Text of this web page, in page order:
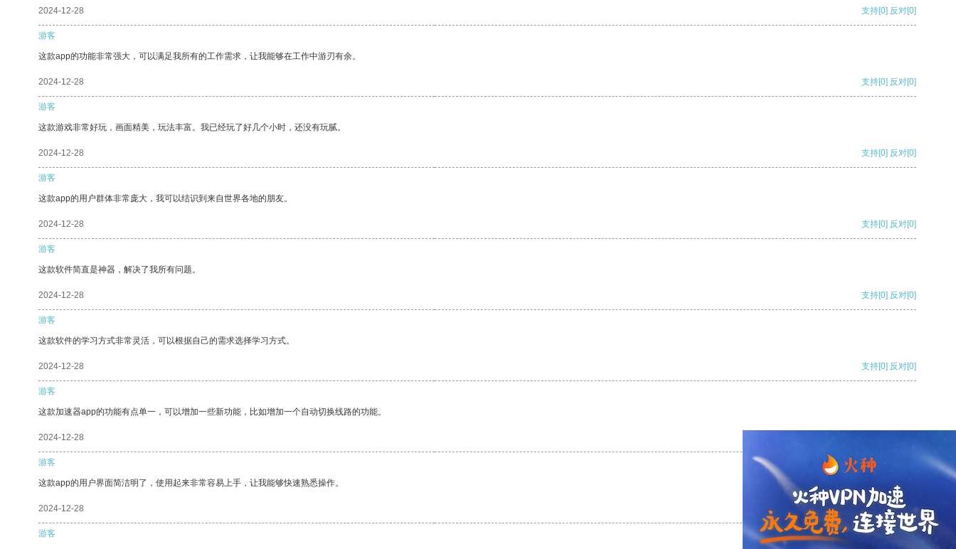
2024-12-28 支持[0] 反对[0]
游客
这款app的功能非常强大，可以满足我所有的工作需求，让我能够在工作中游刃有余。
2024-12-28 支持[0] 反对[0]
游客
这款游戏非常好玩，画面精美，玩法丰富。我已经玩了好几个小时，还没有玩腻。
2024-12-28 支持[0] 反对[0]
游客
这款app的用户群体非常庞大，我可以结识到来自世界各地的朋友。
2024-12-28 支持[0] 反对[0]
游客
这款软件简直是神器，解决了我所有问题。
2024-12-28 支持[0] 反对[0]
游客
这款软件的学习方式非常灵活，可以根据自己的需求选择学习方式。
2024-12-28 支持[0] 反对[0]
游客
这款加速器app的功能有点单一，可以增加一些新功能，比如增加一个自动切换线路的功能。
2024-12-28
游客
这款app的用户界面简洁明了，使用起来非常容易上手，让我能够快速熟悉操作。
2024-12-28 支持 [0] 反对 [0]
游客